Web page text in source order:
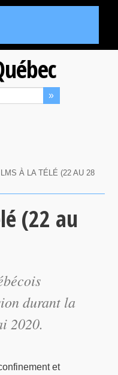
À LA TÉLÉ (22 AU 28
(22 au
durant la
2020.
et